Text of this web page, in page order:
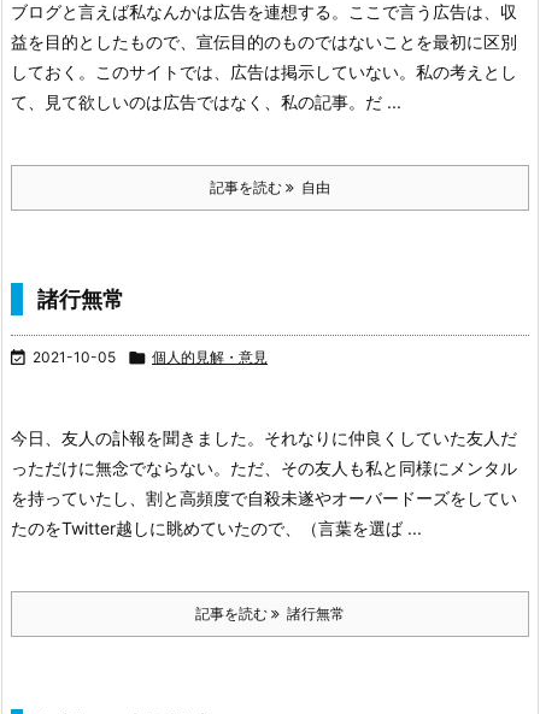
ブログと言えば私なんかは広告を連想する。ここで言う広告は、収
益を目的としたもので、宣伝目的のものではないことを最初に区別
しておく。
このサイトでは、広告は掲示していない。私の考えとし
て、見て欲しいのは広告ではなく、私の記事。だ ...
記事を読む 自由
諸行無常
 2021-10-05  個人的見解・意見
今日、友人の訃報を聞きました。それなりに仲良くしていた友人だ
っただけに無念でならない。ただ、その友人も私と同様にメンタル
を持っていたし、割と高頻度で自殺未遂やオーバードーズをしてい
たのをTwitter越しに眺めていたので、（言葉を選ば ...
記事を読む 諸行無常